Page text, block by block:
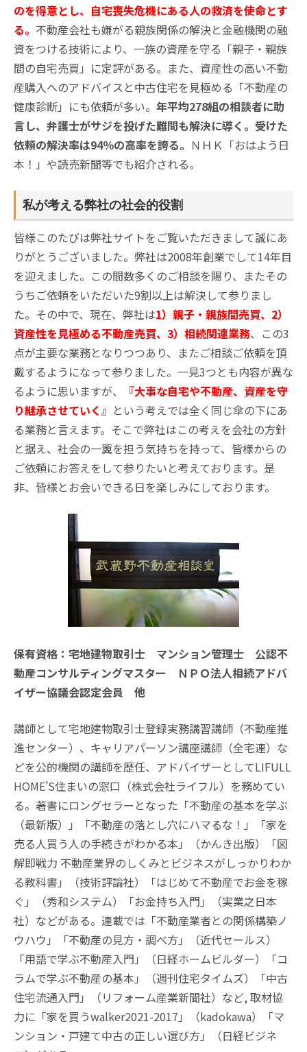
のを得意とし、自宅喪失危機にある人の救済を使命とす
る。 不動産会社も嫌がる親族関係の解決と金融機関の融
資をつける技術により、一族の資産を守る「親子・親族
間の自宅売買」に定評がある。また、資産性の高い不動
産購入へのアドバイスと中古住宅を見極める「不動産の
健康診断」にも依頼が多い。 年平均278組の相談者に助
言し、弁護士がサジを投げた難問も解決に導く。受けた
依頼の解決率は94％の高率を誇る。 ＮＨＫ「おはよう日
本！」や読売新聞等でも紹介される。
私が考える弊社の社会的役割
皆様このたびは弊社サイトをご覧いただきまして誠にあ
りがとうございました。弊社は2008年創業でして14年目
を迎えました。この間数多くのご相談を賜り、またその
うちご依頼をいただいた9割以上は解決して参りまし
た。その中で、現在、弊社は1）親子・親族間売買、2）
資産性を見極める不動産売買、3）相続関連業務、この3
点が主要な業務となりつつあり、またご相談ご依頼を頂
戴するようになって参りました。一見3つとも内容が異な
るように思いますが、
『大事な自宅や不動産、資産を守
り継承させていく』 という考えでは全く同じ傘の下にあ
る業務と言えます。そこで弊社はこの考えを会社の方針
と据え、社会の一翼を担う気持ちを持って、皆様からの
ご依頼にお答えをして参りたいと考えております。是
非、皆様とお会いできる日を楽しみにしております。
保有資格：宅地建物取引士 マンション管理士 公認不
動産コンサルティングマスター ＮＰＯ法人相続アドバ
イザー協議会認定会員 他
講師として宅地建物取引士登録実務講習講師（不動産推
進センター）、キャリアパーソン講座講師（全宅連）な
どを公的機関の講師を歴任、アドバイザーとしてLIFULL
HOME’S住まいの窓口（株式会社ライフル）を務めてい
る。著書にロングセラーとなった「不動産の基本を学ぶ
（最新版）」「不動産の落とし穴にハマるな！」「家を
売る人買う人の手続きがわかる本」（かんき出版）「図
解即戦力 不動産業界のしくみとビジネスがしっかりわか
る教科書」（技術評論社）「はじめて不動産でお金を稼
ぐ」（秀和システム）「お金持ち入門」（実業之日本
社）などがある。連載では「不動産業者との関係構築ノ
ウハウ」「不動産の見方・調べ方」（近代セールス）
「用語で学ぶ不動産入門」（日経ホームビルダー）「コ
ラムで学ぶ不動産の基本」（週刊住宅タイムズ）「中古
住宅流通入門」（リフォーム産業新聞社）など, 取材協
力に「家を買うwalker2021-2017」（kadokawa）「マ
ンション・戸建て中古の正しい選び方」（日経ビジネ